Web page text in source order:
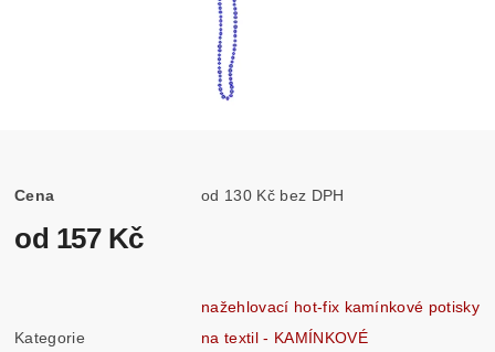
Cena od 130 Kč bez DPH
od 157 Kč
Kategorie
nažehlovací hot-fix kamínkové potisky
na textil - KAMÍNKOVÉ